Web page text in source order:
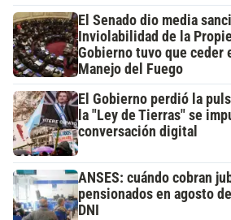
El Senado dio media
Inviolabilidad de la
Gobierno tuvo que ceder
Manejo del Fuego
El Gobierno perdió la
la "Ley de Tierras" se
conversación digital
ANSES: cuándo cobran
pensionados en agosto
DNI